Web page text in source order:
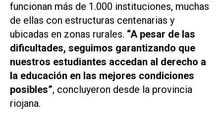
funcionan más de 1.000 instituciones, muchas
de ellas con estructuras centenarias y
ubicadas en zonas rurales. “A pesar de las
dificultades, seguimos garantizando que
nuestros estudiantes accedan al derecho a
la educación en las mejores condiciones
posibles”, concluyeron desde la provincia
riojana.